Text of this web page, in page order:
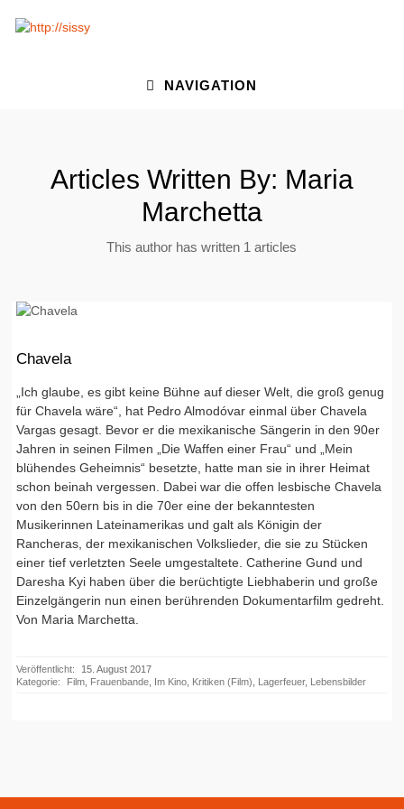
NAVIGATION
Articles Written By: Maria
Marchetta
This author has written 1 articles
Chavela
„Ich glaube, es gibt keine Bühne auf dieser Welt, die groß genug
für Chavela wäre“, hat Pedro Almodóvar einmal über Chavela
Vargas gesagt. Bevor er die mexikanische Sängerin in den 90er
Jahren in seinen Filmen „Die Waffen einer Frau“ und „Mein
blühendes Geheimnis“ besetzte, hatte man sie in ihrer Heimat
schon beinah vergessen. Dabei war die offen lesbische Chavela
von den 50ern bis in die 70er eine der bekanntesten
Musikerinnen Lateinamerikas und galt als Königin der
Rancheras, der mexikanischen Volkslieder, die sie zu Stücken
einer tief verletzten Seele umgestaltete. Catherine Gund und
Daresha Kyi haben über die berüchtigte Liebhaberin und große
Einzelgängerin nun einen berührenden Dokumentarfilm gedreht.
Von Maria Marchetta.
Veröffentlicht:
15. August 2017
Kategorie:
Film, Frauenbande, Im Kino, Kritiken (Film) Lagerfeuer, Lebensbilder